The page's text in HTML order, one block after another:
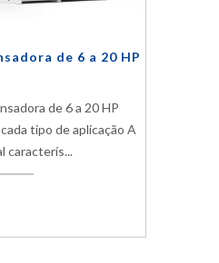
de 6 a 20 HP
de 6 a 20 HP
tipo de aplicação A
caracterís...